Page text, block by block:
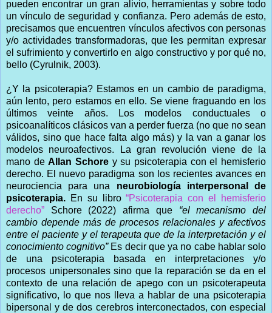
pueden encontrar un gran alivio, herramientas y sobre todo
un vínculo de seguridad y confianza. Pero además de esto,
precisamos que encuentren vínculos afectivos con personas
y/o actividades transformadoras, que les permitan expresar
el sufrimiento y convertirlo en algo constructivo y por qué no,
bello (Cyrulnik, 2003).
¿Y la psicoterapia? Estamos en un cambio de paradigma,
aún lento, pero estamos en ello. Se viene fraguando en los
últimos veinte años. Los modelos conductuales o
psicoanalíticos clásicos van a perder fuerza (no que no sean
válidos, sino que hace falta algo más) y la van a ganar los
modelos neuroafectivos. La gran revolución viene de la
mano deAllan Schore y su psicoterapia con el hemisferio
derecho. El nuevo paradigma son los recientes avances en
neurociencia para una neurobiología interpersonal de
psicoterapia. En su libro“Psicoterapia con el hemisferio
derecho” Schore (2022) afirma que “el mecanismo del
cambio depende más de procesos relacionales y afectivos
entre el paciente y el terapeuta que de la interpretación y el
conocimiento cognitivo”Es decir que ya no cabe hablar solo
de una psicoterapia basada en interpretaciones y/o
procesos unipersonales sino que la reparación se da en el
contexto de una relación de apego con un psicoterapeuta
significativo, lo que nos lleva a hablar de una psicoterapia
bipersonal y de dos cerebros interconectados, con especial